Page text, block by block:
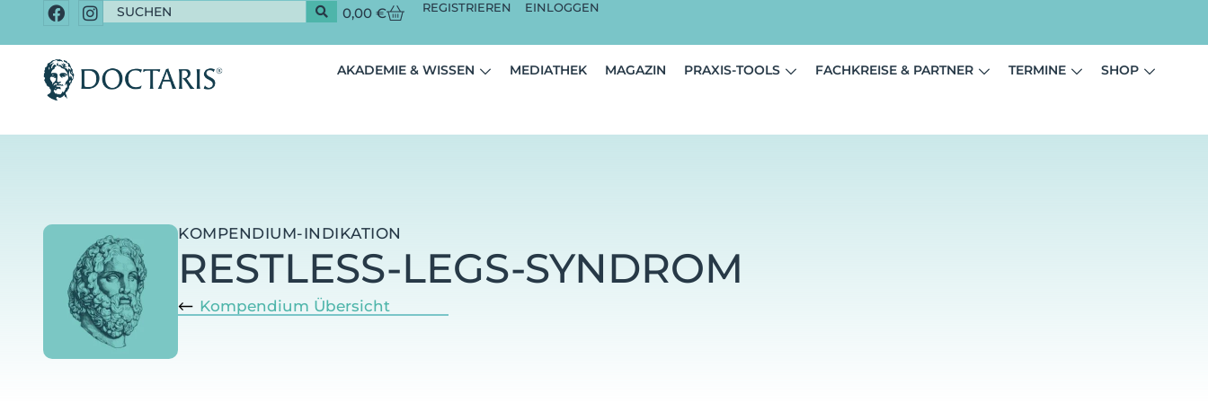
0,00€ REGISTRIEREN EINLOGGEN
AKADEMIE & WISSEN MEDIATHEK MAGAZIN PRAXIS-TOOLS FACHKREISE & PARTNER TERMINE SHOP
KOMPENDIUM-INDIKATION
RESTLESS-LEGS-SYNDROM
Kompendium Übersicht